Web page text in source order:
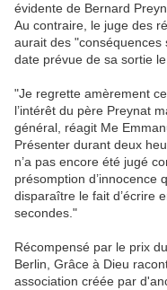
évidente de Bernard
Au contraire, le juge des
aurait des "conséquences
date prévue de sa sortie
"Je regrette amèrement
l’intérêt du père Preynat
général, réagit Me
Présenter durant deux
n’a pas encore été jugé
présomption d’innocence
disparaître le fait d’écrire
secondes."
Récompensé par le prix
Berlin, Grâce à Dieu
association créée par